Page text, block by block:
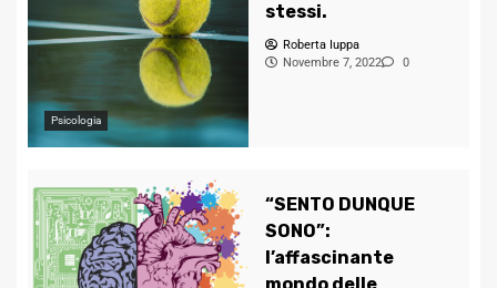
Psicologia
stessi.
Roberta Iuppa
Novembre 7, 2022
0
“SENTO DUNQUE
SONO”:
l’affascinante